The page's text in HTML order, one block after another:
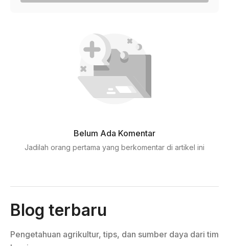
Belum Ada Komentar
Jadilah orang pertama yang berkomentar di artikel ini
Blog terbaru
Pengetahuan agrikultur, tips, dan sumber daya dari tim